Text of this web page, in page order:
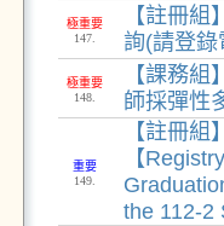
極重要
147.
【註冊
詢(請登錄
極重要
148.
【課務
師採彈性
重要
149.
【註冊
【
the 112-2